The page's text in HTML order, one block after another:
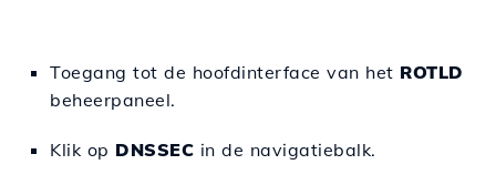
Toegang tot de hoofdinterface van het ROTLD
beheerpaneel.
Klik op DNSSEC in de navigatiebalk.